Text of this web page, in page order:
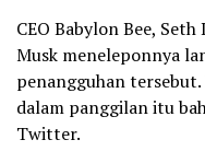
CEO Babylon Bee,
Musk meneleponnya
penangguhan
dalam panggilan itu
Twitter.